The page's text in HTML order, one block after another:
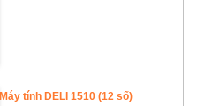
Máy tính DELI 1510 (12 số)